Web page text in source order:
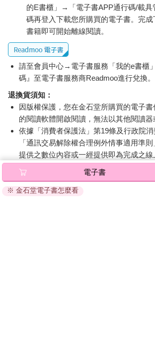
的E書櫃」→「電子書APP通行碼/載具
碼再登入下載您所購買的電子書。完
書籍即可開始離線閱讀。
請至會員中心→電子書服務「我的e書櫃
碼』至電子書服務商Readmoo進行兌換。
退換貨須知：
因版權保護，您在金石堂所購買的電子書
的閱讀軟體開啟閱讀，無法以其他閱讀器
依據「消費者保護法」第19條及行政院消
「通訊交易解除權合理例外情事適用準
提供之數位內容或一經提供即為完成之
事先同意始提供。（如：電子書、電子雜
虛擬商品…等），
不受「網購服務需提
制。為維護您的權益，建議您先使用「試
電子書
※ 金石堂電子書怎麼看